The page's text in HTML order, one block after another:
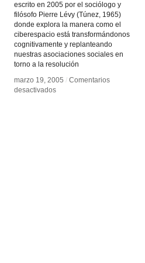
escrito en 2005 por el sociólogo y
filósofo Pierre Lévy (Túnez, 1965)
donde explora la manera como el
ciberespacio está transformándonos
cognitivamente y replanteando
nuestras asociaciones sociales en
torno a la resolución
marzo 19, 2005 / Comentarios
desactivadosen
marzo 19, 2005 / Comentarios
desactivadosen